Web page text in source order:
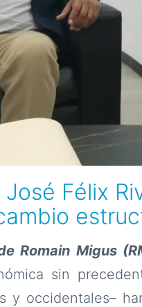
Félix
Romain Migus
sin
y occidentales–